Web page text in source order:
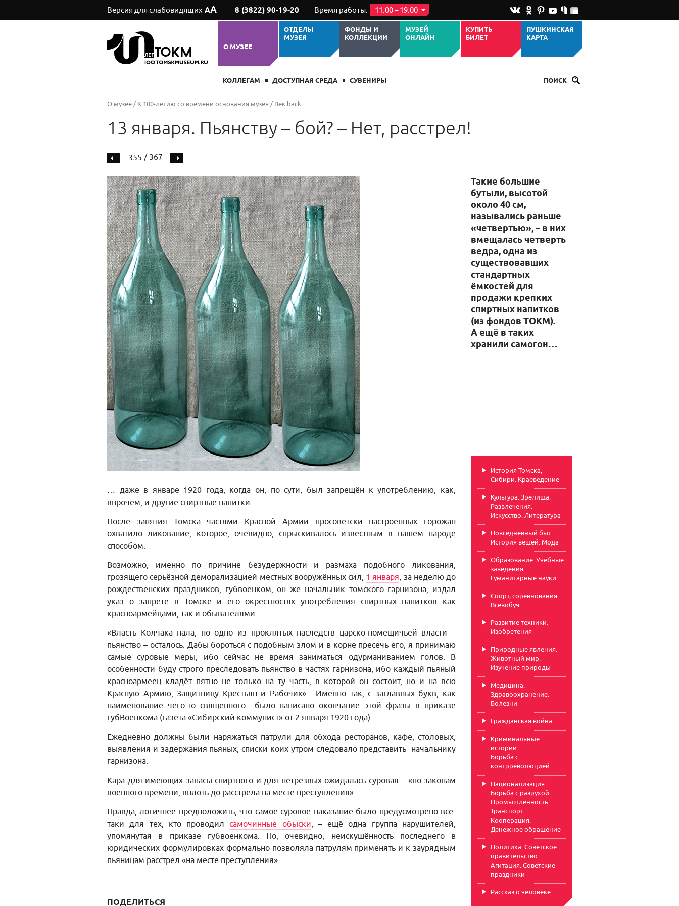
Версия для слабовидящих АА 8 (3822) 90-19-20 Время работы: 11:00 – 19:00
О МУЗЕЕ
ОТДЕЛЫ
МУЗЕЯ
ФОНДЫ И
КОЛЛЕКЦИИ
МУЗЕЙ
ОНЛАЙН
КУПИТЬ
БИЛЕТ
ПУШКИНСКАЯ
КАРТА
КОЛЛЕГАМ ДОСТУПНАЯ СРЕДА СУВЕНИРЫ ПОИСК
О музее/ К 100-летию со времени основания музея / Век back
13 января. Пьянству – бой? – Нет, расстрел!
История Томска,
Сибири. Краеведение
Культура. Зрелища.
Развлечения.
Искусство. Литература
Повседневный быт.
История вещей. Мода
Образование. Учебные
заведения.
Гуманитарные науки
Спорт, соревнования.
Всевобуч
Развитие техники.
Изобретения
Природные явления.
Животный мир.
Изучение природы
Медицина.
Здравоохранение.
Болезни
Гражданская война
Криминальные
истории.
Борьба с
контрреволюцией
Национализация.
Борьба с разрухой.
Промышленность.
Транспорт.
Кооперация.
Денежное обращение
Политика. Советское
правительство.
Агитация. Советские
праздники
Рассказ о человеке
355 / 367
Такие большие
бутыли, высотой
около 40 см,
назывались раньше
«четвертью», – в них
вмещалась четверть
ведра, одна из
существовавших
стандартных
ёмкостей для
продажи крепких
спиртных напитков
(из фондов ТОКМ).
А ещё в таких
хранили самогон…
… даже в январе 1920 года, когда он, по сути, был запрещён к употреблению, как,
впрочем, и другие спиртные напитки.
После занятия Томска частями Красной Армии просоветски настроенных горожан
охватило ликование, которое, очевидно, спрыскивалось известным в нашем народе
способом.
Возможно, именно по причине безудержности и размаха подобного ликования,
грозящего серьёзной деморализацией местных вооружённых сил, 1 января, за неделю до
рождественских праздников, губвоенком, он же начальник томского гарнизона, издал
указ о запрете в Томске и его окрестностях употребления спиртных напитков как
красноармейцами, так и обывателями:
«Власть Колчака пала, но одно из проклятых наследств царско-помещичьей власти –
пьянство – осталось. Дабы бороться с подобным злом и в корне пресечь его, я принимаю
самые суровые меры, ибо сейчас не время заниматься одурманиванием голов. В
особенности буду строго преследовать пьянство в частях гарнизона, ибо каждый пьяный
красноармеец кладёт пятно не только на ту часть, в которой он состоит, но и на всю
Красную Армию, Защитницу Крестьян и Рабочих». Именно так, с заглавных букв, как
наименование чего-то священного было написано окончание этой фразы в приказе
губВоенкома (газета «Сибирский коммунист» от 2 января 1920 года).
Ежедневно должны были наряжаться патрули для обхода ресторанов, кафе, столовых,
выявления и задержания пьяных, списки коих утром следовало представить начальнику
гарнизона.
Кара для имеющих запасы спиртного и для нетрезвых ожидалась суровая – «по законам
военного времени, вплоть до расстрела на месте преступления».
Правда, логичнее предположить, что самое суровое наказание было предусмотрено всё-
таки для тех, кто проводилсамочинные обыски, – ещё одна группа нарушителей,
упомянутая в приказе губвоенкома. Но, очевидно, неискушённость последнего в
юридических формулировках формально позволяла патрулям применять и к заурядным
пьяницам расстрел «на месте преступления».
ПОДЕЛИТЬСЯ